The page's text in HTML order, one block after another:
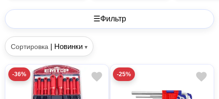
☰Фильтр
Сортировка | Новинки ▾
-36% -25%